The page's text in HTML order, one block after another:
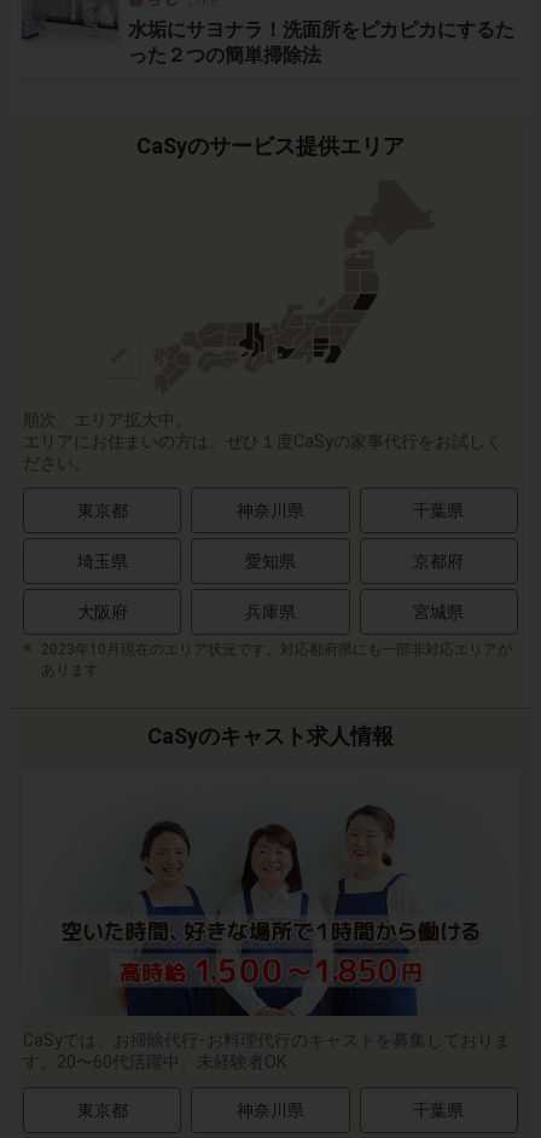
水垢にサヨナラ！洗面所をピカピカにするた
った２つの簡単掃除法
CaSyのサービス提供エリア
順次、エリア拡大中。
エリアにお住まいの方は、ぜひ１度CaSyの家事代行をお試しく
ださい。
東京都 神奈川県 千葉県
埼玉県 愛知県 京都府
大阪府 兵庫県 宮城県
2023年10月現在のエリア状況です。対応都府県にも一部非対応エリアが
あります
CaSyのキャスト求人情報
CaSyでは、お掃除代行･お料理代行のキャストを募集しておりま
す。20〜60代活躍中。未経験者OK
東京都 神奈川県 千葉県